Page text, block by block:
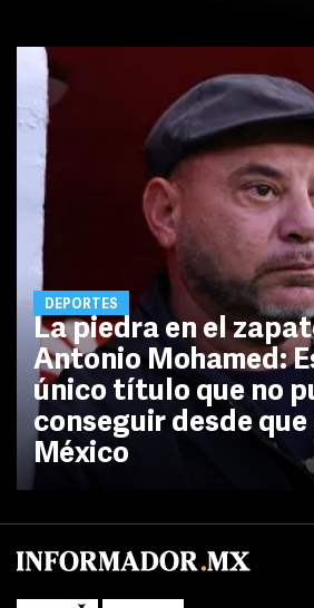
DEPORTES
La piedra en el
Antonio Mohamed:
único título que no
conseguir desde
México